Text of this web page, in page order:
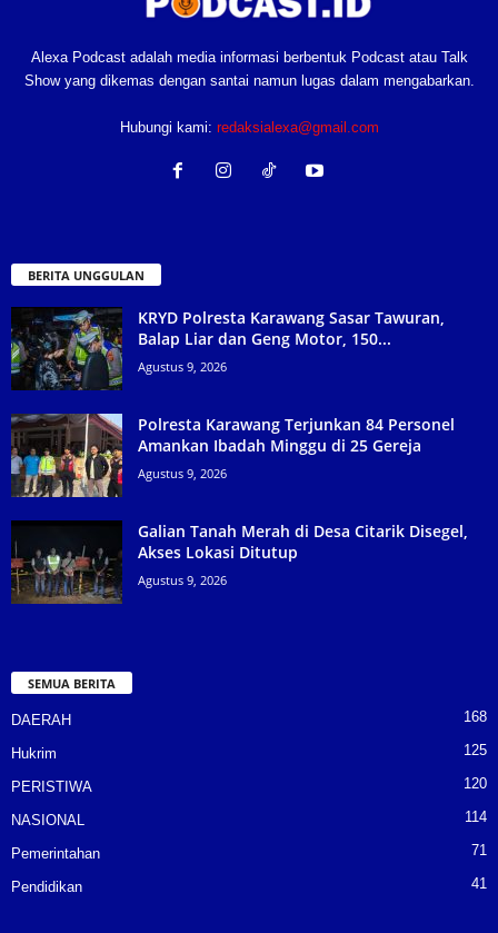
Alexa Podcast adalah media informasi berbentuk Podcast atau Talk
Show yang dikemas dengan santai namun lugas dalam mengabarkan.
Hubungi kami: redaksialexa@gmail.com
BERITA UNGGULAN
KRYD Polresta Karawang Sasar Tawuran,
Balap Liar dan Geng Motor, 150...
Agustus 9, 2026
Polresta Karawang Terjunkan 84 Personel
Amankan Ibadah Minggu di 25 Gereja
Agustus 9, 2026
Galian Tanah Merah di Desa Citarik Disegel,
Akses Lokasi Ditutup
Agustus 9, 2026
SEMUA BERITA
DAERAH 168
Hukrim 125
PERISTIWA 120
NASIONAL 114
Pemerintahan 71
Pendidikan 41